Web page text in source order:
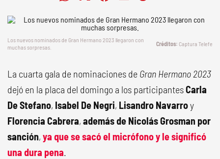
Los nuevos nominados de Gran Hermano 2023 llegaron con
muchas sorpresas.
Captura Telefe
La cuarta gala de nominaciones de Gran Hermano 2023
dejó en la placa del domingo a los participantesCarla
De Stefano, Isabel De Negri, Lisandro Navarroy
Florencia Cabrera, además de Nicolás Grosman por
sanción, ya que se sacó el micrófono y le significó
una dura pena.